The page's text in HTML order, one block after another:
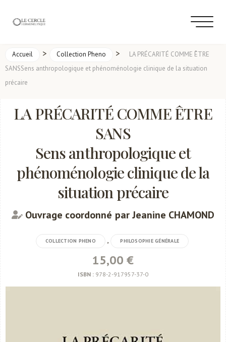
Accueil > Collection Pheno >
LA PRÉCARITÉ COMME ÊTRE
SANSSens anthropologique et phénoménologie clinique de la situation
précaire
LA PRÉCARITÉ COMME ÊTRE
SANS
Sens anthropologique et
phénoménologie clinique de la
situation précaire
Ouvrage coordonné par Jeanine CHAMOND
COLLECTION PHENO , PHILOSOPHIE GÉNÉRALE
15,00 €
ISBN : 978-2-917957-37-0